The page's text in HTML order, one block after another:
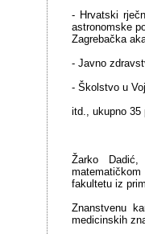
- Hrvatski
astronomske
Zagrebačka
- Javno
- Školstvo u
itd., ukupno 35
Žarko Dadić,
fakultetu iz
Znanstvenu
medicinskih